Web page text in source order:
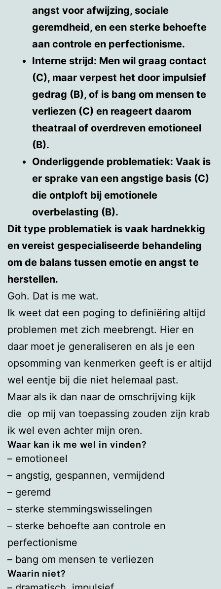
angst voor afwijzing, sociale
geremdheid, en een sterke behoefte
aan controle en perfectionisme.
Interne strijd: Men wil graag contact
(C), maar verpest het door impulsief
gedrag (B), of is bang om mensen te
verliezen (C) en reageert daarom
theatraal of overdreven emotioneel
(B).
Onderliggende problematiek: Vaak is
er sprake van een angstige basis (C)
die ontploft bij emotionele
overbelasting (B).
Dit type problematiek is vaak hardnekkig
en vereist gespecialiseerde behandeling
om de balans tussen emotie en angst te
herstellen.
Goh. Dat is me wat.
Ik weet dat een poging to definiëring altijd
problemen met zich meebrengt. Hier en
daar moet je generaliseren en als je een
opsomming van kenmerken geeft is er altijd
wel eentje bij die niet helemaal past.
Maar als ik dan naar de omschrijving kijk
die op mij van toepassing zouden zijn krab
ik wel even achter mijn oren.
Waar kan ik me wel in vinden?
– emotioneel
– angstig, gespannen, vermijdend
– geremd
– sterke stemmingswisselingen
– sterke behoefte aan controle en
perfectionisme
– bang om mensen te verliezen
Waarin niet?